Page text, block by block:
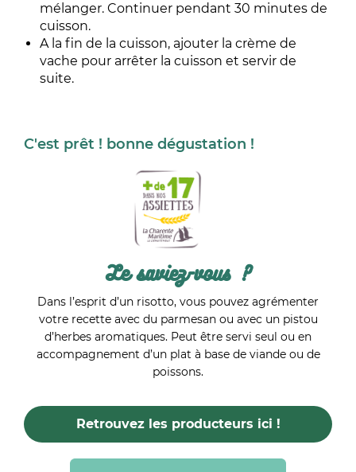
mélanger. Continuer pendant 30 minutes de
cuisson.
A la fin de la cuisson, ajouter la crème de
vache pour arrêter la cuisson et servir de
suite.
C'est prêt ! bonne dégustation !
Le saviez-vous ?
Dans l’esprit d’un risotto, vous pouvez agrémenter
votre recette avec du parmesan ou avec un pistou
d’herbes aromatiques. Peut être servi seul ou en
accompagnement d’un plat à base de viande ou de
poissons.
Retrouvez les producteurs ici !